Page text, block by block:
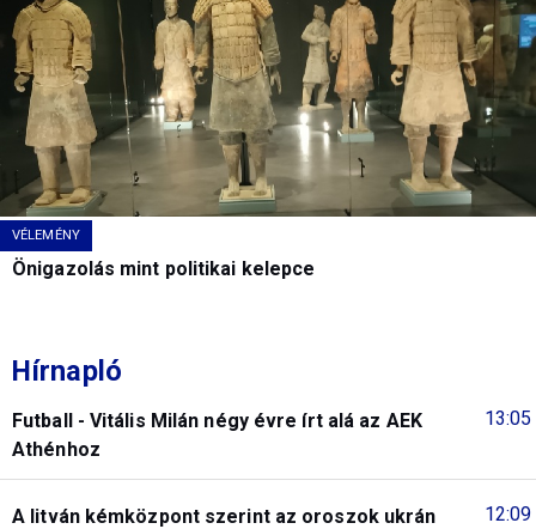
VÉLEMÉNY
Önigazolás mint politikai kelepce
Hírnapló
13:05
Futball - Vitális Milán négy évre írt alá az AEK
Athénhoz
12:09
A litván kémközpont szerint az oroszok ukrán